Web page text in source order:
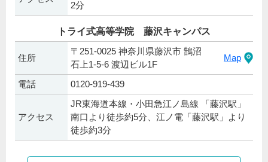
2分
トライ式高等学院 藤沢キャンパス
住所
〒251-0025 神奈川県藤沢市 鵠沼
石上1-5-6 渡辺ビル1F
Map
電話 0120-919-439
アクセス
JR東海道本線・小田急江ノ島線 「藤沢駅」
南口より徒歩約5分、江ノ電「藤沢駅」より
徒歩約3分